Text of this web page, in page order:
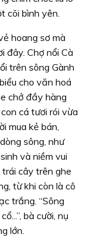
cõi bình yên.
hoang sơ mà
đây. Chợ nổi Cà
trên sông Gành
cho văn hoá
chở đầy hàng
cá tươi rói vừa
mua kẻ bán,
sông, như
và niềm vui
cây trên ghe
từ khi còn là cô
trắng. “Sông
bà cười, nụ
lớn.